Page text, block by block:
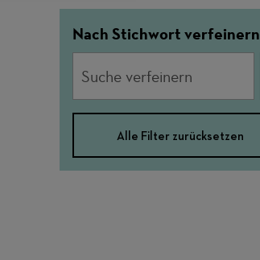
Nach Stichwort verfeinern
Alle Filter zurücksetzen